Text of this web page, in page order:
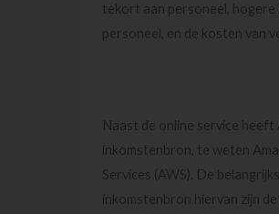
tekort aan personeel, hogere
personeel, en de kosten van
Naast de online service heeft
inkomstenbron, te weten
Services (AWS). De
inkomstenbron hiervan zijn